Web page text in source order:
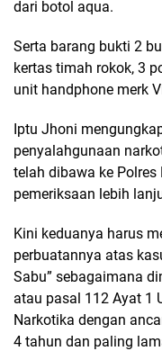
dari botol aqua.
Serta barang bukti 2
kertas timah rokok, 3
unit handphone merk
Iptu Jhoni
penyalahgunaan
telah dibawa ke
pemeriksaan lebih
Kini keduanya harus
perbuatannya atas
Sabu” sebagaimana
atau pasal 112 Ayat 1
Narkotika dengan
4 tahun dan paling